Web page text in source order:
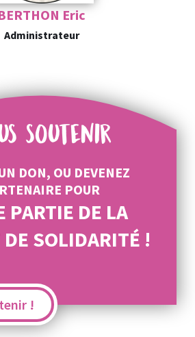
Eric
Administrateur
soutenir
DON, OU DEVENEZ
POUR
PARTIE DE LA
SOLIDARITÉ !
!